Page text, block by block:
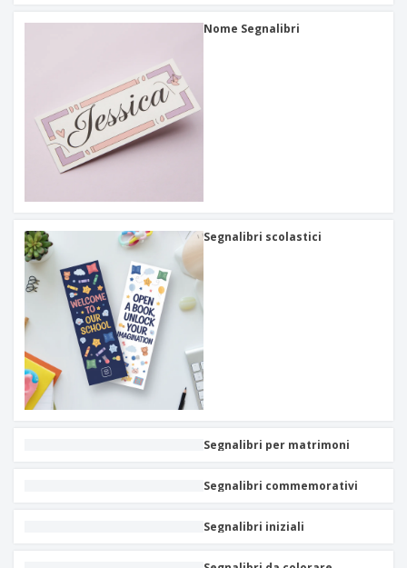
Nome Segnalibri
Segnalibri scolastici
Segnalibri per matrimoni
Segnalibri commemorativi
Segnalibri iniziali